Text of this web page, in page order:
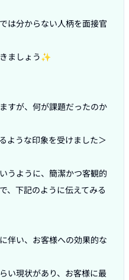
は分からない人柄を面接官
ましょう✨
すが、何が課題だったのか
ような印象を受けました＞
うように、簡潔かつ客観的
、下記のように伝えてみる
伴い、お客様への効果的な
い現状があり、お客様に最